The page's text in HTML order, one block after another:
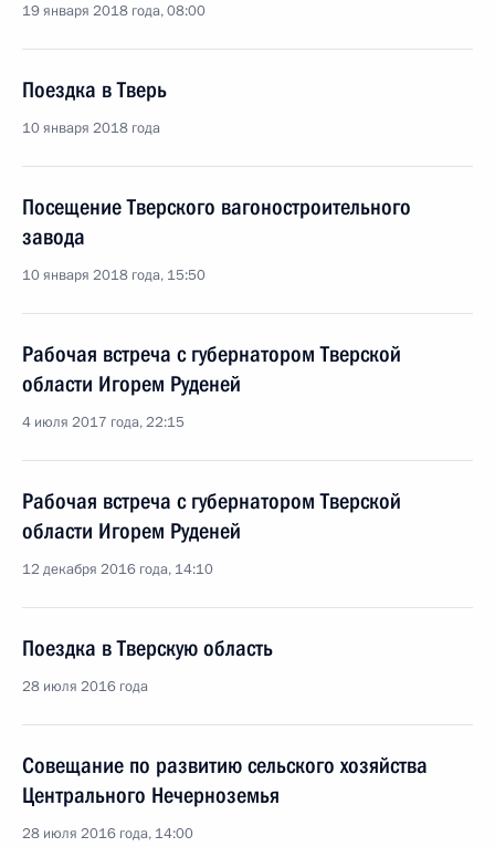
19 января 2018 года, 08:00
Поездка в Тверь
10 января 2018 года
Посещение Тверского вагоностроительного
завода
10 января 2018 года, 15:50
Рабочая встреча с губернатором Тверской
области Игорем Руденей
4 июля 2017 года, 22:15
Рабочая встреча с губернатором Тверской
области Игорем Руденей
12 декабря 2016 года, 14:10
Поездка в Тверскую область
28 июля 2016 года
Совещание по развитию сельского хозяйства
Центрального Нечерноземья
28 июля 2016 года, 14:00